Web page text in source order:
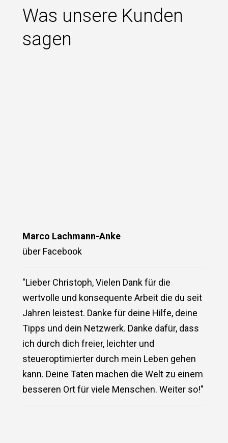
Was unsere Kunden
sagen
Marco Lachmann-Anke
über Facebook
"Lieber Christoph, Vielen Dank für die
wertvolle und konsequente Arbeit die du seit
Jahren leistest. Danke für deine Hilfe, deine
Tipps und dein Netzwerk. Danke dafür, dass
ich durch dich freier, leichter und
steueroptimierter durch mein Leben gehen
kann. Deine Taten machen die Welt zu einem
besseren Ort für viele Menschen. Weiter so!"